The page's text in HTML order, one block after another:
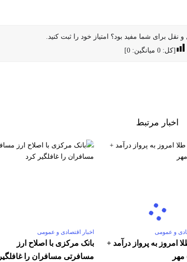
نقل برای شما مفید بود؟ امتیاز خود را ثبت کنید.
[کل: 0میانگین: 0
]
اخبار مرتبط
و عمومی
امروز به پرواز درآمد +
اخبار اقتصادی و عمومی
بانک مرکزی با اصلاح ارز
مسافرتی مسافران را غافلگیر